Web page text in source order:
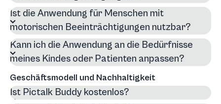
Ist die Anwendung für Menschen mit
motorischen Beeinträchtigungen nutzbar?
Kann ich die Anwendung an die Bedürfnisse
meines Kindes oder Patienten anpassen?
Geschäftsmodell und Nachhaltigkeit
Ist Pictalk Buddy kostenlos?